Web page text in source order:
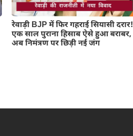
रेवाड़ी BJP में फिर गहराई सियासी दरार!
एक साल पुराना हिसाब ऐसे हुआ बराबर,
अब निमंत्रण पर छिड़ी नई जंग